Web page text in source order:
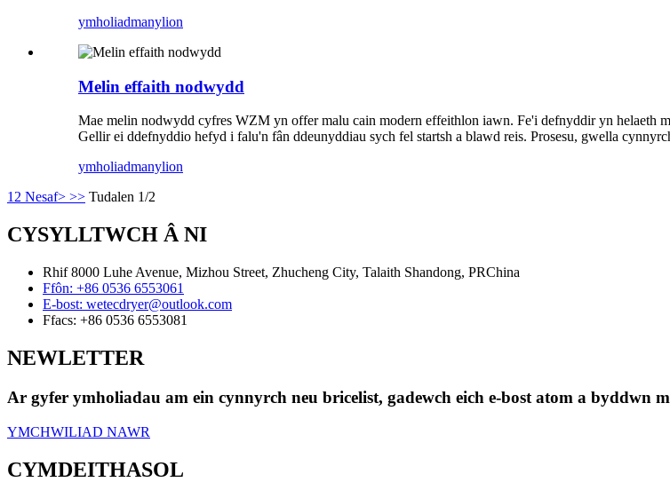
ymholiadmanylion
Melin effaith nodwydd
Mae melin nodwydd cyfres WZM yn offer malu cain modern effeithlon iawn. Fe'i defnyddir yn helaeth
Gellir ei ddefnyddio hefyd i falu'n fân ddeunyddiau sych fel startsh a blawd reis. Prosesu, gwella
ymholiadmanylion
1 2 Nesaf> >> Tudalen 1/2
CYSYLLTWCH Â NI
Rhif 8000 Luhe Avenue, Mizhou Street, Zhucheng City, Talaith Shandong, PRChina
Ffôn: +86 0536 6553061
E-bost: wetecdryer@outlook.com
Ffacs: +86 0536 6553081
NEWLETTER
Ar gyfer ymholiadau am ein cynnyrch neu bricelist, gadewch eich e-bost atom a byddwn
YMCHWILIAD NAWR
CYMDEITHASOL